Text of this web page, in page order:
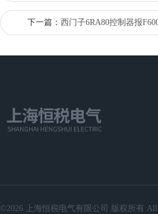
下一篇： 西门子6RA80控制器报
©2026 上海恒税电气有限公司 版权所有 All